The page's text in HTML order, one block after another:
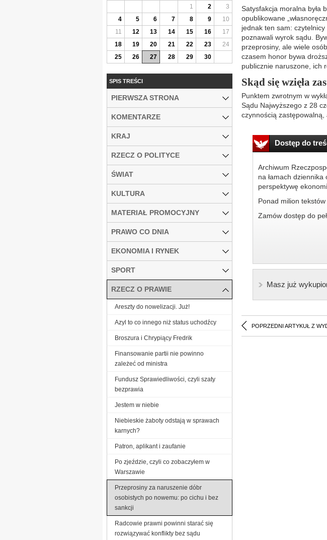
Satysfakcja moralna była
opublikowane
jednak ten sam: czytelnicy
poznawali wyrok sądu.
przeprosiny, ale wiele
czasem honor bywa
publicznie naruszone, ich
Skąd się wzięła
Punktem zwrotnym w
Sądu Najwyższego z 28
czynnością zastępowalną,
Dostęp do
Archiwum
na łamach
perspektywę
Ponad milion
Zamów dostęp do
Masz już
POPRZEDNI ARTYKUŁ Z
1
2
3
4
5 6 7 8 9
10
11
12 13 14 15 16
17
18
19 20 21 22 23
24
25
26 27 28 29 30
SPIS TREŚCI
PIERWSZA STRONA
KOMENTARZE
KRAJ
RZECZ O POLITYCE
ŚWIAT
KULTURA
MATERIAŁ PROMOCYJNY
PRAWO CO DNIA
EKONOMIA I RYNEK
SPORT
RZECZ O PRAWIE
Areszty do nowelizacji. Już!
Azyl to co innego niż status uchodźcy
Broszura i Chrypiący Fredrik
Finansowanie partii nie powinno
zależeć od ministra
Fundusz Sprawiedliwości, czyli szaty
bezprawia
Jestem w niebie
Niebieskie żaboty odstają w sprawach
karnych?
Patron, aplikant i zaufanie
Po zjeździe, czyli co zobaczyłem w
Warszawie
Przeprosiny za naruszenie dóbr
osobistych po nowemu: po cichu i bez
sankcji
Radcowie prawni powinni starać się
rozwiązywać konflikty bez sądu